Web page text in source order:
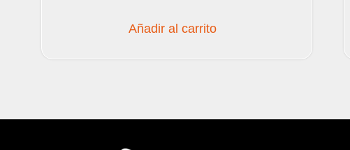
Añadir al carrito